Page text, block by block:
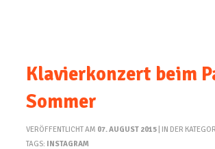
Klavierkonzert beim
Sommer
VERÖFFENTLICHT AM 07. AUGUST 2015 | IN DER
TAGS: INSTAGRAM